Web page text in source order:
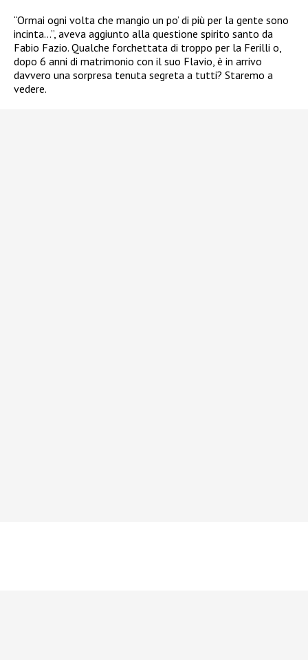
“Ormai ogni volta che mangio un po’ di più per la gente sono
incinta…”, aveva aggiunto alla questione spirito santo da
Fabio Fazio. Qualche forchettata di troppo per la Ferilli o,
dopo 6 anni di matrimonio con il suo Flavio, è in arrivo
davvero una sorpresa tenuta segreta a tutti? Staremo a
vedere.